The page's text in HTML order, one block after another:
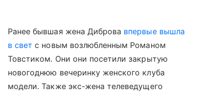
Ранее бывшая жена Диброва впервые вышла
в свет с новым возлюбленным Романом
Товстиком. Они они посетили закрытую
новогоднюю вечеринку женского клуба
модели. Также экс-жена телеведущего